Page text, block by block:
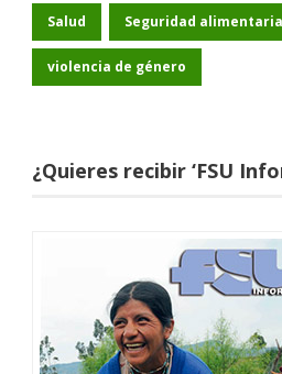
Salud Seguridad alimentaria
violencia de género
¿Quieres recibir ‘FSU